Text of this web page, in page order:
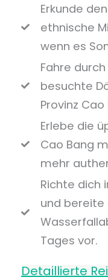
Erkunde
ethnische
wenn es
Fahre
besuchte
Provinz Cao
Erlebe die
Cao Bang
mehr
Richte dich
und bereite
Tages vor.
Detaillierte